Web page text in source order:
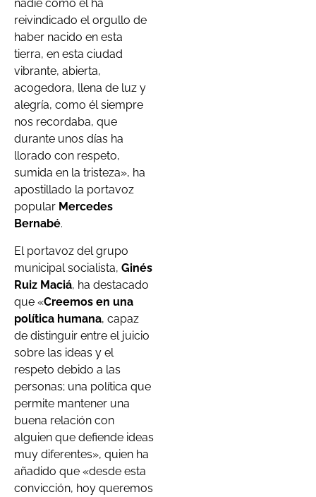
nadie como él ha
reivindicado el orgullo de
haber nacido en esta
tierra, en esta ciudad
vibrante, abierta,
acogedora, llena de luz y
alegría, como él siempre
nos recordaba, que
durante unos días ha
llorado con respeto,
sumida en la tristeza», ha
apostillado la portavoz
popular Mercedes
Bernabé.
El portavoz del grupo
municipal socialista, Ginés
Ruiz Maciá, ha destacado
que «Creemos en una
política humana, capaz
de distinguir entre el juicio
sobre las ideas y el
respeto debido a las
personas; una política que
permite mantener una
buena relación con
alguien que defiende ideas
muy diferentes», quien ha
añadido que «desde esta
convicción, hoy queremos